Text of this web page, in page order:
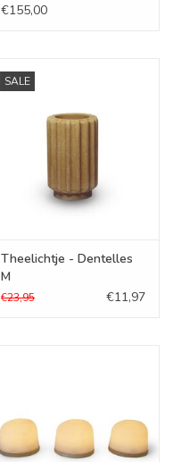
€155,00
SALE
Theelichtje - Dentelles
M
€23,95 €11,97